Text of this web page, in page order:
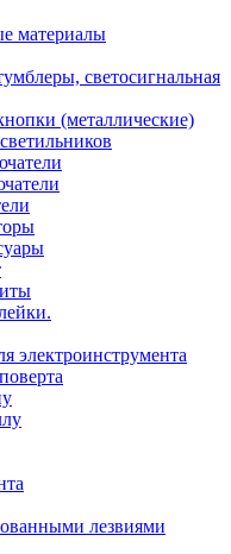
материалы
светосигнальная
(металлические)
электроинструмента
лезвиями